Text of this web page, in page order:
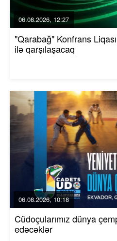
06.08.2026, 12:27
"Qarabağ" Konfrans
ilə qarşılaşacaq
06.08.2026, 10:18
Cüdoçularımız dünya
edəcəklər